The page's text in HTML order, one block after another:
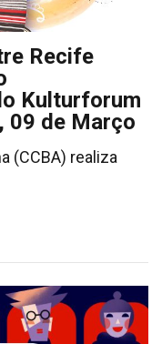
Recife
Kulturforum
09 de Março
(CCBA) realiza